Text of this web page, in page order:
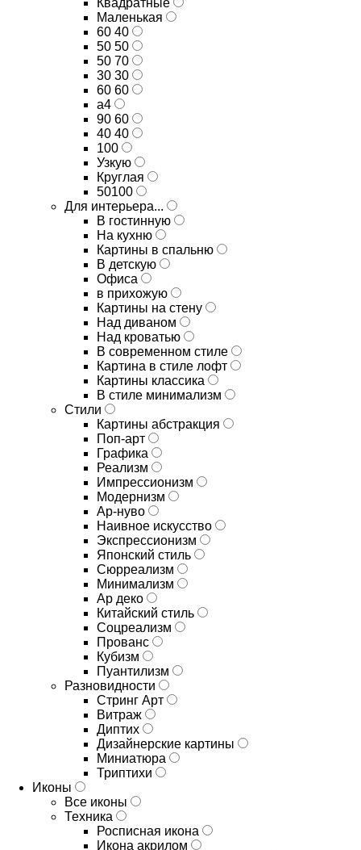
Квадратные
Маленькая
60 40
50 50
50 70
30 30
60 60
а4
90 60
40 40
100
Узкую
Круглая
50100
Для интерьера...
В гостинную
На кухню
Картины в спальню
В детскую
Офиса
в прихожую
Картины на стену
Над диваном
Над кроватью
В современном стиле
Картина в стиле лофт
Картины классика
В стиле минимализм
Стили
Картины абстракция
Поп-арт
Графика
Реализм
Импрессионизм
Модернизм
Ар-нуво
Наивное искусство
Экспрессионизм
Японский стиль
Сюрреализм
Минимализм
Ар деко
Китайский стиль
Соцреализм
Прованс
Кубизм
Пуантилизм
Разновидности
Стринг Арт
Витраж
Диптих
Дизайнерские картины
Миниатюра
Триптихи
Иконы
Все иконы
Техника
Росписная икона
Икона акрилом